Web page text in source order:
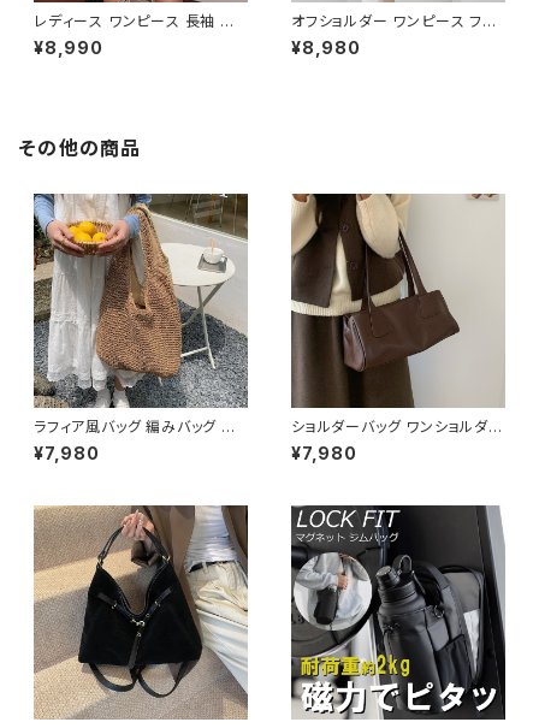
レディース ワンピース 長袖 シャ
ツワンピース ツイード切替 ミニ
ワンピース 上品 フォーマル ホ
冬 着痩せ効果 きちんと見え カ
¥8,990
オフショルダー ワンピース フラ
ワー柄 タイトワンピース ドレス
花柄ワンピ 春夏 エレガント 大
¥8,980
その他の商品
ラフィア風バッグ 編みバッグ か
ごバッグ レディース 肩掛け 大
容量 ナチュラル素材 韓国ファッ
B0225
¥7,980
ショルダーバッグ ワンショルダー
フェイクレザー バッグ レディー
ス 韓国 シンプル 大人可愛い ブ
¥7,980